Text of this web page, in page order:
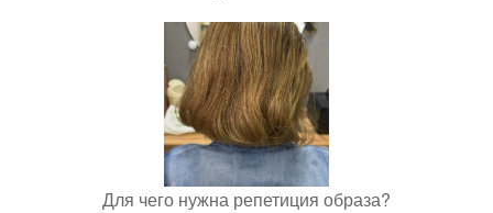
Для чего нужна репетиция образа?